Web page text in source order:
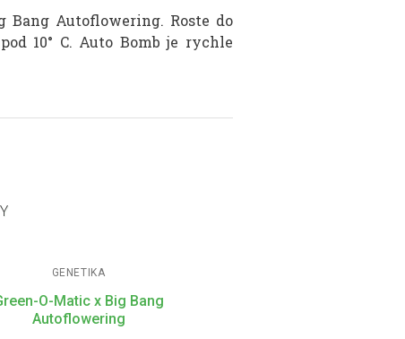
Bang Autoflowering. Roste do
10° C. Auto Bomb je rychle
GENETIKA
O-Matic x Big Bang
Autoflowering